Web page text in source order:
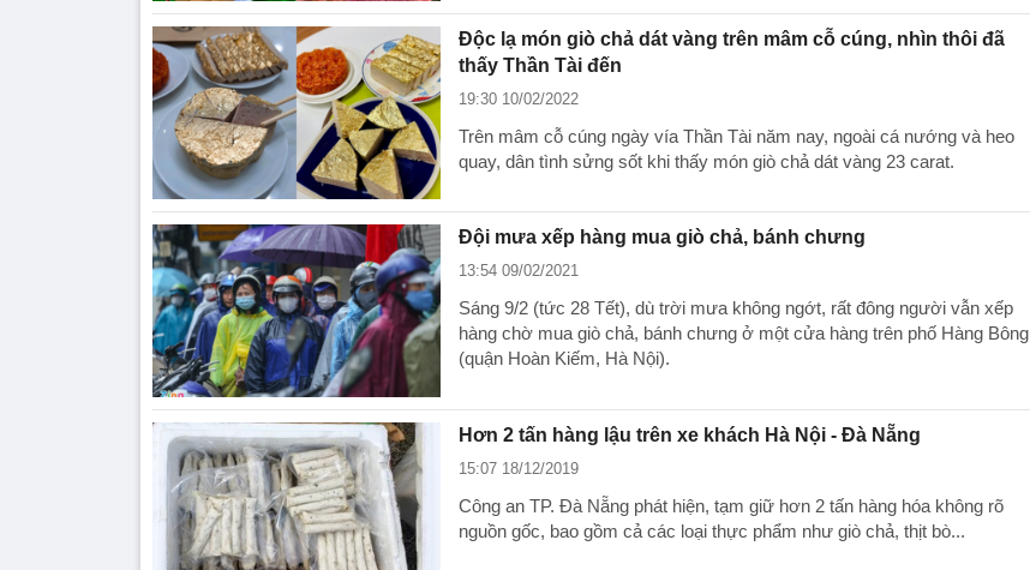
Độc lạ món giò chả dát vàng trên mâm cỗ cúng, nhìn thôi đã
thấy Thần Tài đến
19:30 10/02/2022
Trên mâm cỗ cúng ngày vía Thần Tài năm nay, ngoài cá nướng và heo
quay, dân tình sửng sốt khi thấy món giò chả dát vàng 23 carat.
Đội mưa xếp hàng mua giò chả, bánh chưng
13:54 09/02/2021
Sáng 9/2 (tức 28 Tết), dù trời mưa không ngớt, rất đông người vẫn xếp
hàng chờ mua giò chả, bánh chưng ở một cửa hàng trên phố Hàng Bông
(quận Hoàn Kiếm, Hà Nội).
Hơn 2 tấn hàng lậu trên xe khách Hà Nội - Đà Nẵng
15:07 18/12/2019
Công an TP. Đà Nẵng phát hiện, tạm giữ hơn 2 tấn hàng hóa không rõ
nguồn gốc, bao gồm cả các loại thực phẩm như giò chả, thịt bò...